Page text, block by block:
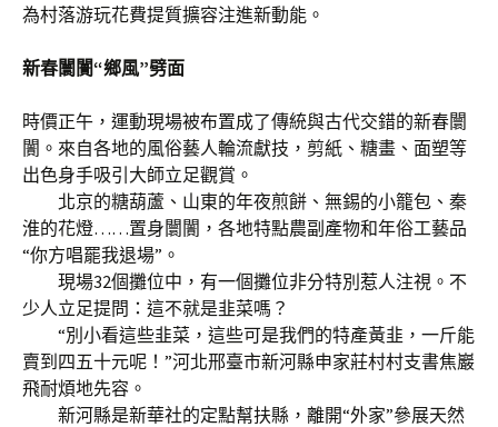
為村落游玩花費提質擴容注進新動能。
新春闤闠“鄉風”劈面
時價正午，運動現場被布置成了傳統與古代交錯的新春闤
闠。來自各地的風俗藝人輪流獻技，剪紙、糖畫、面塑等
出色身手吸引大師立足觀賞。
北京的糖葫蘆、山東的年夜煎餅、無錫的小籠包、秦
淮的花燈……置身闤闠，各地特點農副產物和年俗工藝品
“你方唱罷我退場”。
現場32個攤位中，有一個攤位非分特別惹人注視。不
少人立足提問：這不就是韭菜嗎？
“別小看這些韭菜，這些可是我們的特產黃韭，一斤能
賣到四五十元呢！”河北邢臺市新河縣申家莊村村支書焦巖
飛耐煩地先容。
新河縣是新華社的定點幫扶縣，離開“外家”參展天然